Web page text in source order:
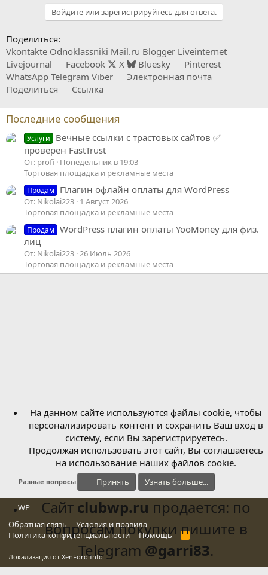
Войдите или зарегистрируйтесь для ответа.
Поделиться:
Vkontakte Odnoklassniki Mail.ru Blogger Liveinternet
Livejournal
Facebook X Bluesky
Pinterest
WhatsApp Telegram Viber
Электронная почта
Поделиться
Ссылка
Последние сообщения
Услуги
Вечные ссылки с трастовых сайтов ✅
проверен FastTrust
От: profi
Понедельник в 19:03
Торговая площадка и рекламные места
Продам Плагин офлайн оплаты для WordPress
От: Nikolai223 1 Август 2026
Торговая площадка и рекламные места
Продам
WordPress плагин оплаты YooMoney для физ.
лиц
От: Nikolai223 26 Июль 2026
Торговая площадка и рекламные места
Разные вопросы
WP
Обратная связь
Условия и правила
Политика конфиденциальности
Помощь
R
S
Локализация от XenForo.Info
На данном сайте используются файлы cookie, чтобы
персонализировать контент и сохранить Ваш вход в
систему, если Вы зарегистрируетесь.
Продолжая использовать этот сайт, Вы соглашаетесь
на использование наших файлов cookie.
Принять Узнать больше...
Сайт clubwp.ru продается: по
вопросам покупки пишите в
Telegram @garri83.